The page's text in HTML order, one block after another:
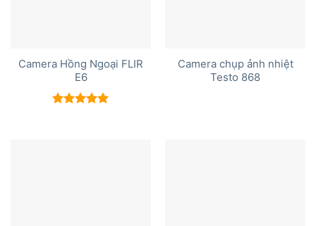
Camera Hồng Ngoại FLIR
E6
Camera chụp ảnh nhiệt
Testo 868